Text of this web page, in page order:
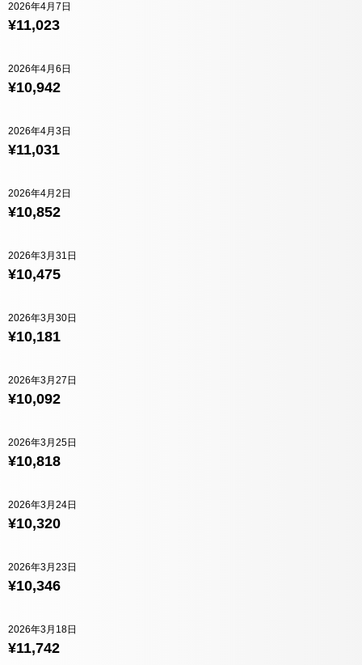
¥11,023
2026年4月7日
¥10,942
2026年4月6日
¥11,031
2026年4月3日
¥10,852
2026年4月2日
¥10,475
2026年3月31日
¥10,181
2026年3月30日
¥10,092
2026年3月27日
¥10,818
2026年3月25日
¥10,320
2026年3月24日
¥10,346
2026年3月23日
¥11,742
2026年3月18日